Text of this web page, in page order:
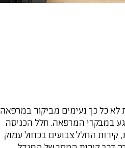
לא כל כך נעימים מביקור במרפאה
במבקרי המרפאה. חלל הכניסה
החלל צבועים בכחול עמוק